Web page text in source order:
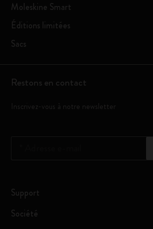
Moleskine Smart
Éditions limitées
Sacs
Restons en contact
Inscrivez-vous à notre newsletter
Support
Société